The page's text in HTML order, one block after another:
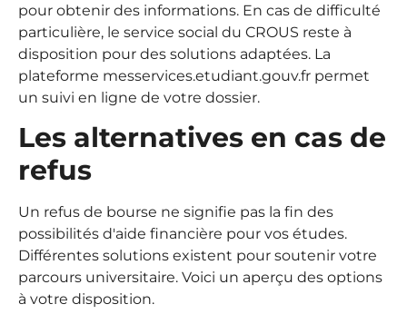
pour obtenir des informations. En cas de difficulté
particulière, le service social du CROUS reste à
disposition pour des solutions adaptées. La
plateforme messervices.etudiant.gouv.fr permet
un suivi en ligne de votre dossier.
Les alternatives en cas de
refus
Un refus de bourse ne signifie pas la fin des
possibilités d'aide financière pour vos études.
Différentes solutions existent pour soutenir votre
parcours universitaire. Voici un aperçu des options
à votre disposition.